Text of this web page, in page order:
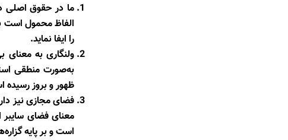
ما در حقوق اصلی
الفاظ محمول است
را ایفا نماید.
ولنگاری به
به‌صورت منطقی
ظهور و بروز
فضای مجازی نیز
معنای فضای سایبر
است و بر پایه